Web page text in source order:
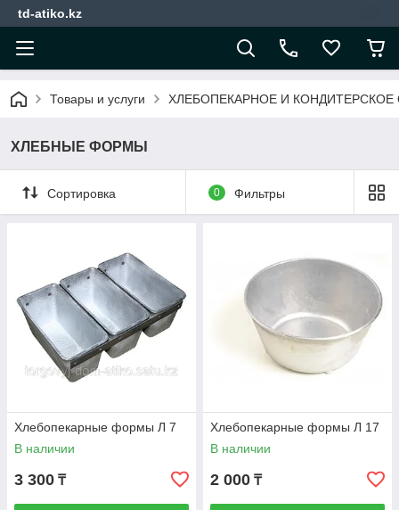
td-atiko.kz
Товары и услуги ХЛЕБОПЕКАРНОЕ И
ХЛЕБНЫЕ ФОРМЫ
Сортировка 0 Фильтры
Хлебопекарные формы Л 7
В наличии
3 300 ₸
Хлебопекарные формы Л 17
В наличии
2 000 ₸